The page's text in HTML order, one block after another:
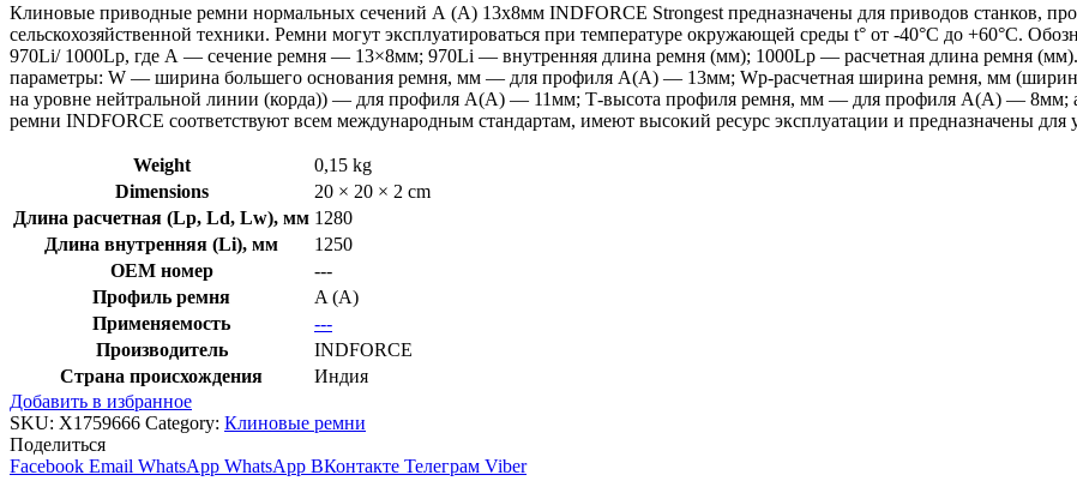
Клиновые приводные ремни нормальных сечений А (А) 13х8мм INDFORCE Strongest предназначены для приводов станков,
сельскохозяйственной техники. Ремни могут эксплуатироваться при температуре окружающей среды t° от -40°С до +60°С.
970Li/ 1000Lp, где А — сечение ремня — 13×8мм; 970Li — внутренняя длина ремня (мм); 1000Lp — расчетная длина ремня
параметры: W — ширина большего основания ремня, мм — для профиля А(А) — 13мм; Wp-расчетная ширина ремня, мм (ширина
на уровне нейтральной линии (корда)) — для профиля А(А) — 11мм; Т-высота профиля ремня, мм — для профиля А(А) — 8мм;
ремни INDFORCE соответствуют всем международным стандартам, имеют высокий ресурс эксплуатации и предназначены
Weight
0,15 kg
Dimensions
20 × 20 × 2 cm
Длина расчетная (Lp, Ld, Lw), мм 1280
Длина внутренняя (Li), мм
1250
OEM номер
---
Профиль ремня
A (A)
Применяемость
---
Производитель
INDFORCE
Страна происхождения
Индия
Добавить в избранное
SKU: X1759666 Category: Клиновые ремни
Поделиться
Facebook Email WhatsApp WhatsApp ВКонтакте Телеграм Viber